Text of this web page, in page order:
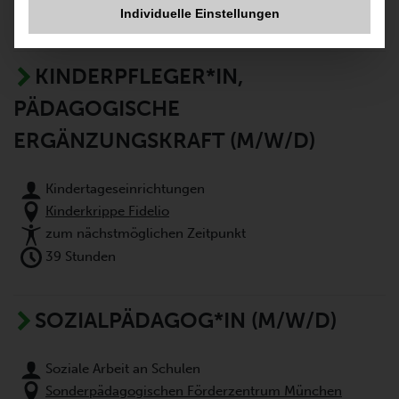
KINDERPFLEGER*IN,
PÄDAGOGISCHE
ERGÄNZUNGSKRAFT (M/W/D)
Kindertageseinrichtungen
Kinderkrippe Fidelio
zum nächstmöglichen Zeitpunkt
39 Stunden
SOZIALPÄDAGOG*IN (M/W/D)
Soziale Arbeit an Schulen
Sonderpädagogischen Förderzentrum München
Individuelle Einstellungen